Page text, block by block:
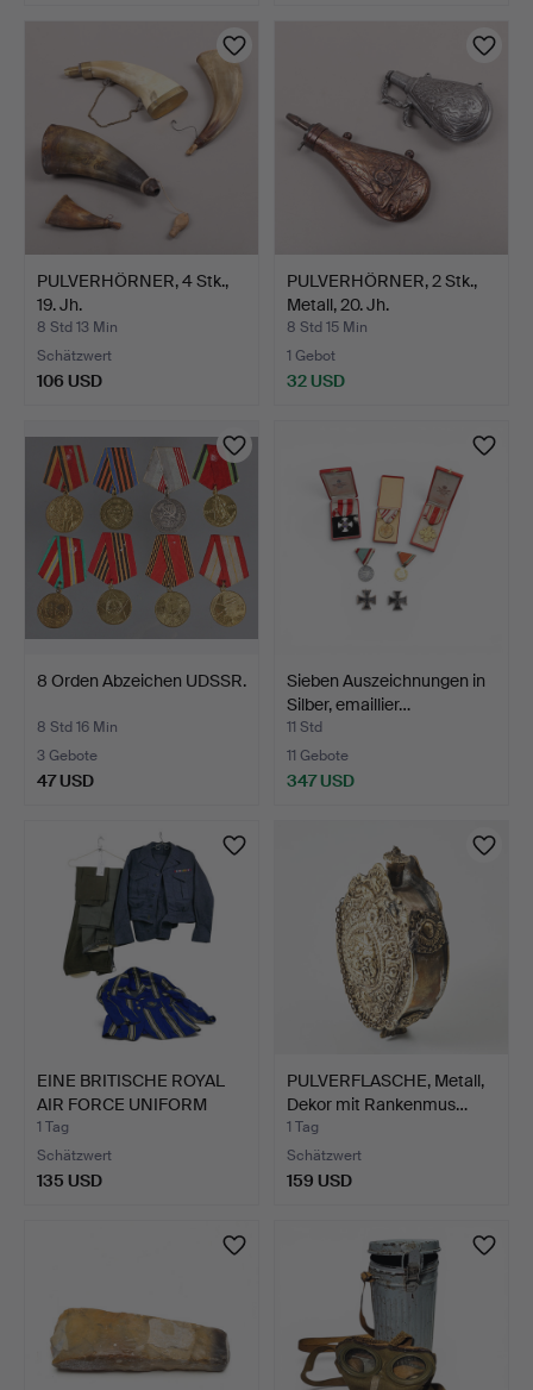
PULVERHÖRNER, 4 Stk.,
19. Jh.
8 Std 13 Min
Schätzwert
106 USD
PULVERHÖRNER, 2 Stk.,
Metall, 20. Jh.
8 Std 15 Min
1 Gebot
32 USD
8 Orden Abzeichen UDSSR.
8 Std 16 Min
3 Gebote
47 USD
Sieben Auszeichnungen in
Silber, emaillier…
11 Std
11 Gebote
347 USD
EINE BRITISCHE ROYAL
AIR FORCE UNIFORM
UND…
1 Tag
Schätzwert
135 USD
PULVERFLASCHE, Metall,
Dekor mit Rankenmus…
1 Tag
Schätzwert
159 USD